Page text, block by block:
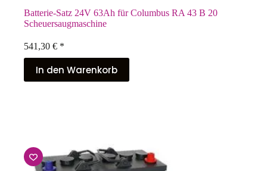
Batterie-Satz 24V 63Ah für Columbus RA 43 B 20
Scheuersaugmaschine
541,30 € *
In den Warenkorb